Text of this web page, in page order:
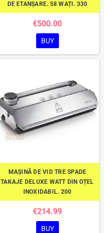
DE ETANȘARE. 58 WAȚI. 330
€500.00
BUY
MAȘINĂ DE VID TRE SPADE
TAKAJE DELUXE WATT DIN OȚEL
INOXIDABIL. 200
€214.99
BUY